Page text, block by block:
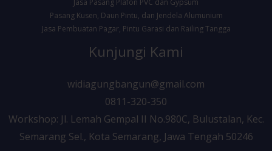
Pasang Kusen, Daun Pintu, dan Jendela Alumunium
Jasa Pembuatan Pagar, Pintu Garasi dan Railing Tangga
Kunjungi Kami
widiagungbangun@gmail.com
0811-320-350
Workshop: Jl. Lemah Gempal II No.980C, Bulustalan, Kec.
Semarang Sel., Kota Semarang, Jawa Tengah 50246